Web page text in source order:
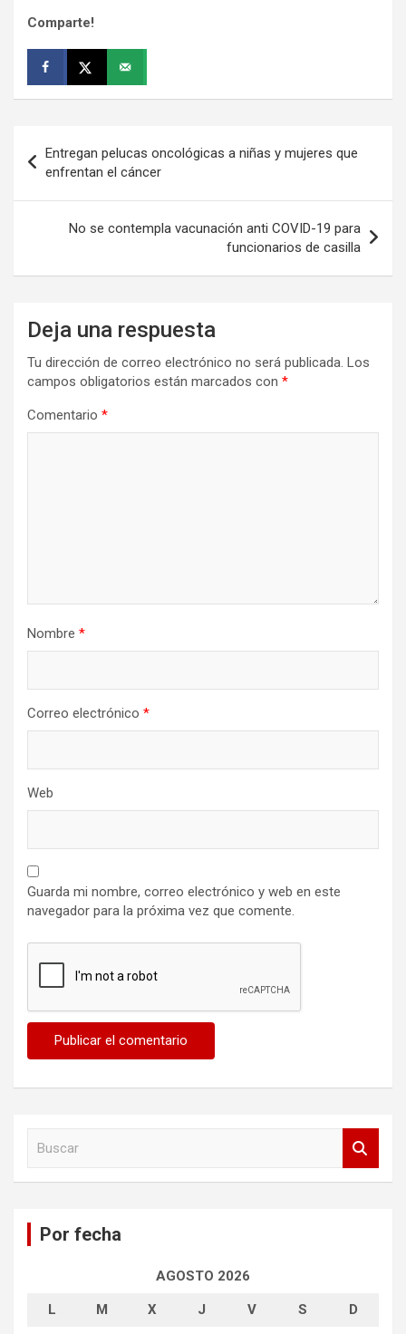
Comparte!
de
entradas
Entregan pelucas oncológicas a niñas y mujeres que
enfrentan el cáncer
No se contempla vacunación anti COVID-19 para
funcionarios de casilla
Deja una respuesta
Tu dirección de correo electrónico no será publicada. Los
campos obligatorios están marcados con *
Comentario *
Nombre *
Correo electrónico *
Web
Guarda mi nombre, correo electrónico y web en este
navegador para la próxima vez que comente.
Por fecha
AGOSTO 2026
L M X J V S D